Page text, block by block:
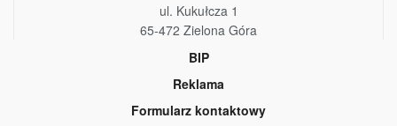
ul. Kukułcza 1
65-472 Zielona Góra
BIP
Reklama
Formularz kontaktowy